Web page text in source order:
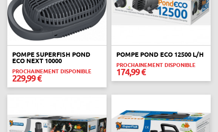
POMPE SUPERFISH POND
ECO NEXT 10000
PROCHAINEMENT DISPONIBLE
229,99 €
POMPE POND ECO 12500 L/H
PROCHAINEMENT DISPONIBLE
174,99 €